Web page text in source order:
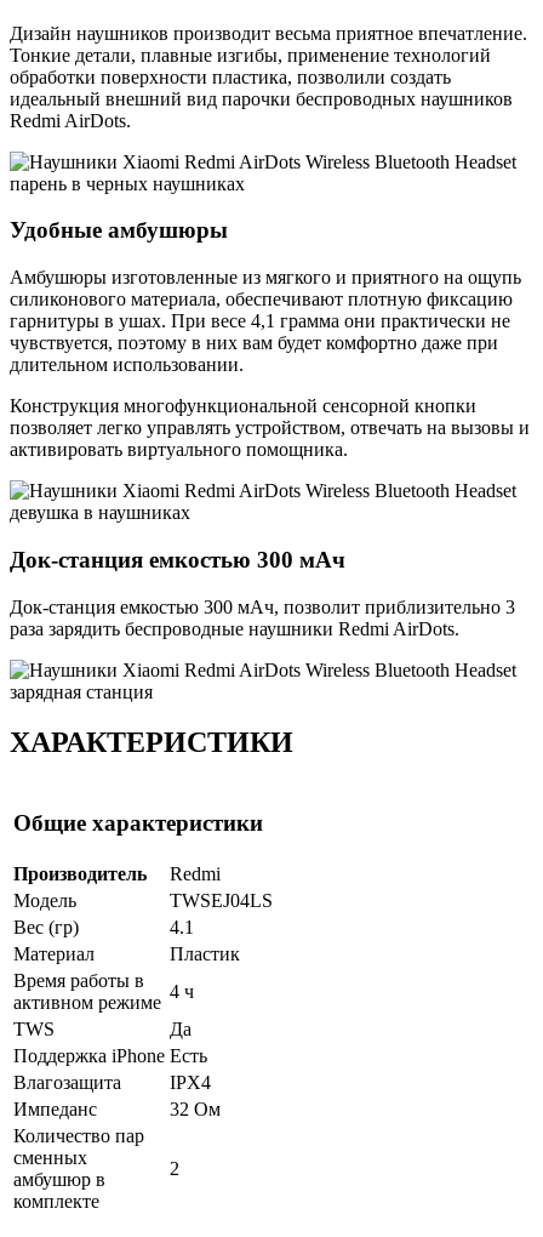
Дизайн наушников производит весьма приятное впечатление.
Тонкие детали, плавные изгибы, применение технологий
обработки поверхности пластика, позволили создать
идеальный внешний вид парочки беспроводных наушников
Redmi AirDots.
Удобные амбушюры
Амбушюры изготовленные из мягкого и приятного на ощупь
силиконового материала, обеспечивают плотную фиксацию
гарнитуры в ушах. При весе 4,1 грамма они практически не
чувствуется, поэтому в них вам будет комфортно даже при
длительном использовании.
Конструкция многофункциональной сенсорной кнопки
позволяет легко управлять устройством, отвечать на вызовы и
активировать виртуального помощника.
Док-станция емкостью 300 мАч
Док-станция емкостью 300 мАч, позволит приблизительно 3
раза зарядить беспроводные наушники Redmi AirDots.
ХАРАКТЕРИСТИКИ
Общие характеристики
Производитель
Redmi
Модель
TWSEJ04LS
Вес (гр)
4.1
Материал
Пластик
Время работы в
активном режиме
4 ч
TWS
Да
Поддержка iPhone Есть
Влагозащита
IPX4
Импеданс
32 Ом
Количество пар
сменных
амбушюр в
комплекте
2